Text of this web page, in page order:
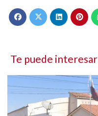
Te puede interesar